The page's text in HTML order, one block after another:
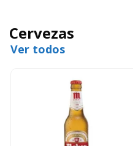
Cervezas
Ver todos